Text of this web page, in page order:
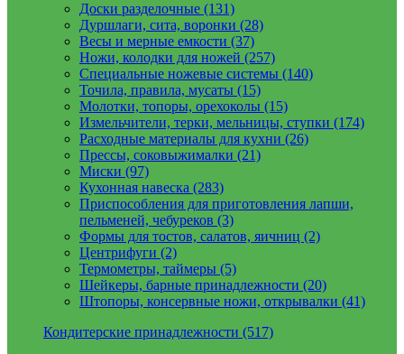
Доски разделочные (131)
Дуршлаги, сита, воронки (28)
Весы и мерные емкости (37)
Ножи, колодки для ножей (257)
Специальные ножевые системы (140)
Точила, правила, мусаты (15)
Молотки, топоры, орехоколы (15)
Измельчители, терки, мельницы, ступки (174)
Расходные материалы для кухни (26)
Прессы, соковыжималки (21)
Миски (97)
Кухонная навеска (283)
Приспособления для приготовления лапши,
пельменей, чебуреков (3)
Формы для тостов, салатов, яичниц (2)
Центрифуги (2)
Термометры, таймеры (5)
Шейкеры, барные принадлежности (20)
Штопоры, консервные ножи, открывалки (41)
Кондитерские принадлежности (517)